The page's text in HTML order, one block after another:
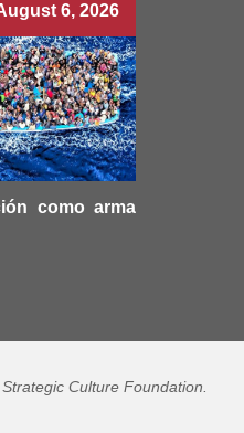
6, 2026
como arma
Culture Foundation.